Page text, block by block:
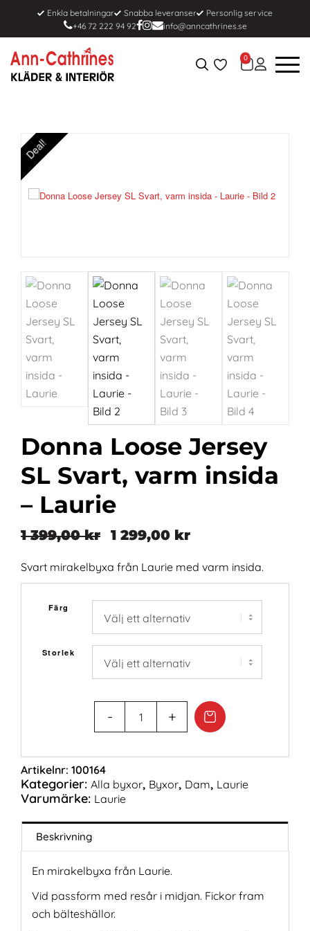
+46 72 222 94 92
Enkla betalningar Snabba leveranser
Personlig service
info@anncathrines.se
0
Deal!
Donna Loose Jersey
SL Svart, varm insida
– Laurie
1 399,00kr
Det
ursprungliga
priset
399,00 kr.
1 299,00 kr
Det
nuvarande
priset
299,00 kr.
Svart mirakelbyxa från Laurie med varm insida.
Färg
Storlek
Artikelnr: 100164
Kategorier: Alla byxor, Byxor, Dam, Laurie
Varumärke: Laurie
Beskrivning
En mirakelbyxa från Laurie.
Vid passform med resår i midjan. Fickor fram
och bälteshällor.